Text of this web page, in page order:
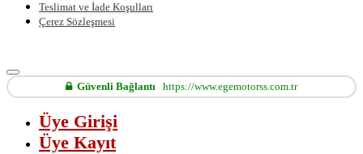
Teslimat ve İade Koşulları
Çerez Sözleşmesi
Güvenli Bağlantı https://www.egemotorss.com.tr
Üye Girişi
Üye Kayıt